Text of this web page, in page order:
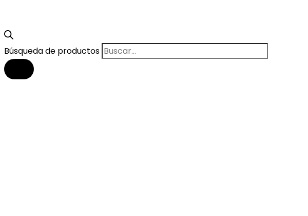
Búsqueda de productos